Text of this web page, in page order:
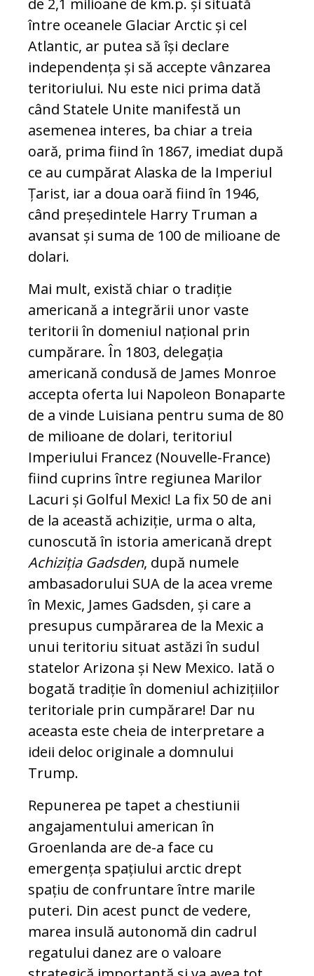
de 2,1 milioane de km.p. și situată
între oceanele Glaciar Arctic și cel
Atlantic, ar putea să își declare
independența și să accepte vânzarea
teritoriului. Nu este nici prima dată
când Statele Unite manifestă un
asemenea interes, ba chiar a treia
oară, prima fiind în 1867, imediat după
ce au cumpărat Alaska de la Imperiul
Țarist, iar a doua oară fiind în 1946,
când președintele Harry Truman a
avansat și suma de 100 de milioane de
dolari.
Mai mult, există chiar o tradiție
americană a integrării unor vaste
teritorii în domeniul național prin
cumpărare. În 1803, delegația
americană condusă de James Monroe
accepta oferta lui Napoleon Bonaparte
de a vinde Luisiana pentru suma de 80
de milioane de dolari, teri­toriul
Imperiului Francez (Nouvelle-France)
fiind cuprins între regiunea Marilor
Lacuri și Golful Mexic! La fix 50 de ani
de la această achiziție, urma o alta,
cunoscută în istoria americană drept
Achiziția Gadsden, după numele
ambasadorului SUA de la acea vreme
în Mexic, James Gadsden, și care a
presupus cumpărarea de la Mexic a
unui teritoriu si­tuat astăzi în sudul
statelor Arizona și New Mexico. Iată o
bogată tradiție în domeniul achizițiilor
teritoriale prin cumpărare! Dar nu
aceasta este cheia de interpretare a
ideii deloc originale a domnului
Trump.
Repunerea pe tapet a chestiunii
angajamentului american în
Groenlanda are de-a face cu
emergența spațiului arctic drept
spațiu de confruntare între marile
puteri. Din acest punct de vedere,
marea insulă autonomă din cadrul
regatului danez are o valoare